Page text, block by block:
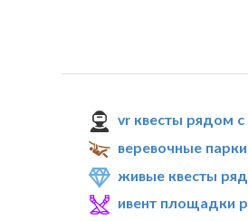
vr квесты рядом
веревочные
живые квесты
ивент площадки